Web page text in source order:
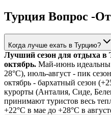
Турция Вопрос -
Когда лучше ехать в Турцию?
Лучший сезон для отдыха в
октябрь. Май-июнь идеальны
28°C), июль-август - пик
октябрь - бархатный сезон
курорты (Анталия, Сиде,
принимают туристов весь
+22°C в мае до +28°C в